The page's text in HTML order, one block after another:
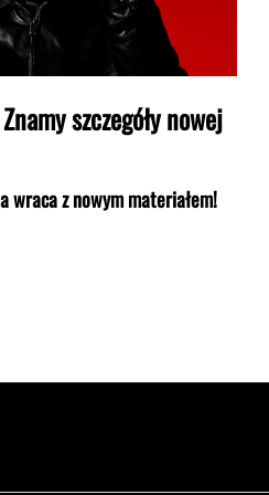
szczegóły nowej
wraca z nowym materiałem!